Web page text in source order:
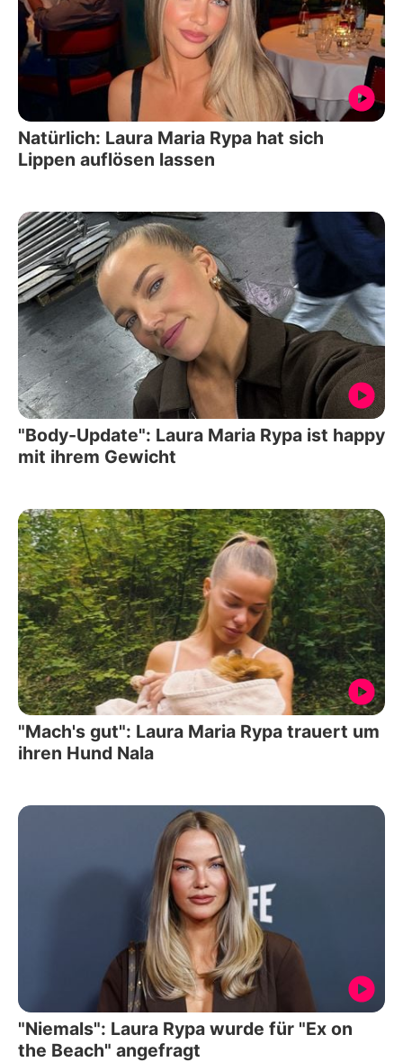
Natürlich: Laura Maria Rypa hat sich
Lippen auflösen lassen
"Body-Update": Laura Maria Rypa ist happy
mit ihrem Gewicht
"Mach's gut": Laura Maria Rypa trauert um
ihren Hund Nala
"Niemals": Laura Rypa wurde für "Ex on
the Beach" angefragt